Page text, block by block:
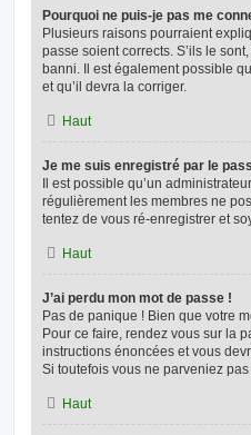
Pourquoi ne puis-je pas me
Plusieurs raisons pourraient
passe soient corrects. S’ils le
banni. Il est également possible
et qu’il devra la corriger.
Haut
Je me suis enregistré par le
Il est possible qu’un
régulièrement les membres ne
tentez de vous ré-enregistrer et
Haut
J’ai perdu mon mot de passe !
Pas de panique ! Bien que votre
Pour ce faire, rendez vous sur la
instructions énoncées et vous
Si toutefois vous ne parveniez
Haut